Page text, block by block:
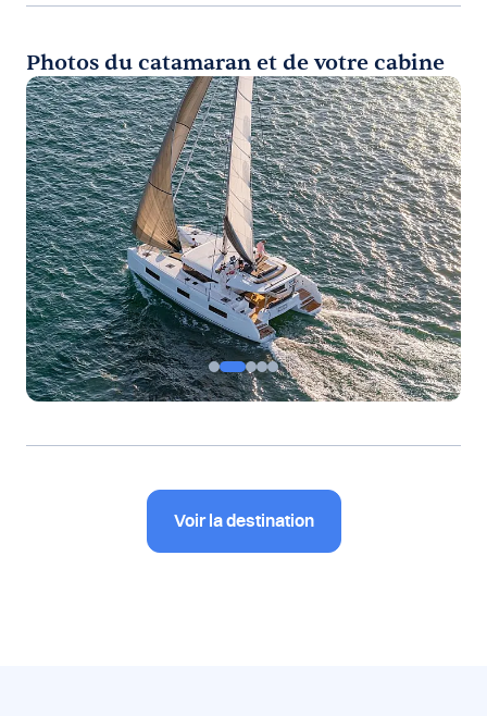
Photos du catamaran et de votre cabine
Voir la destination